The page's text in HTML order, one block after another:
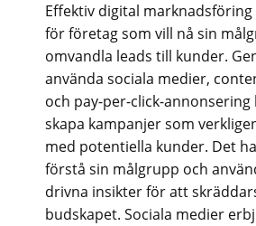
Effektiv digital marknadsföring
för företag som vill nå sin
omvandla leads till kunder.
använda sociala medier,
och pay-per-click-annonsering
skapa kampanjer som
med potentiella kunder. Det
förstå sin målgrupp och
drivna insikter för att
budskapet. Sociala medier